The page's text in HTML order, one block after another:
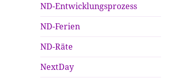
ND-Entwicklungsprozess
ND-Ferien
ND-Räte
NextDay